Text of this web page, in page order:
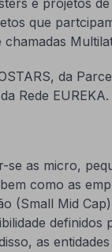
e projetos de
que
chamadas
da
Rede EUREKA.
se as micro,
como as
(Small Mid
definidos
as